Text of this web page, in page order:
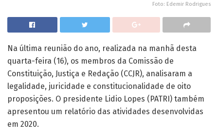
Foto: Edemir Rodrigues
Na última reunião do ano, realizada na manhã desta
quarta-feira (16), os membros da Comissão de
Constituição, Justiça e Redação (CCJR), analisaram a
legalidade, juricidade e constitucionalidade de oito
proposições. O presidente Lidio Lopes (PATRI) também
apresentou um relatório das atividades desenvolvidas
em 2020.